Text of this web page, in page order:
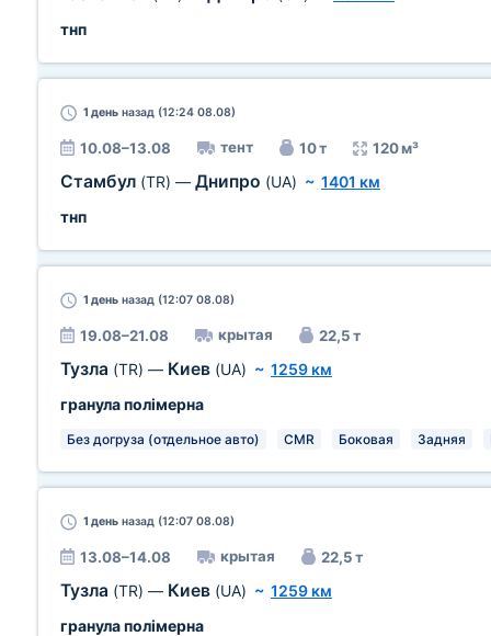
тнп
1 день назад (12:24 08.08)
10.08–13.08 тент 10 т 120 м³
Стамбул (TR) — Днипро (UA) ~ 1401 км
тнп
1 день назад (12:07 08.08)
19.08–21.08 крытая 22,5 т
Тузла (TR) — Киев (UA) ~ 1259 км
гранула полімерна
Без догруза (отдельное авто) CMR Боковая Задняя
1 день назад (12:07 08.08)
13.08–14.08 крытая 22,5 т
Тузла (TR) — Киев (UA) ~ 1259 км
гранула полімерна